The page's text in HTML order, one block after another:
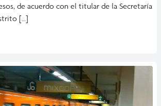
de acuerdo con el titular de la Secretaría
[…]